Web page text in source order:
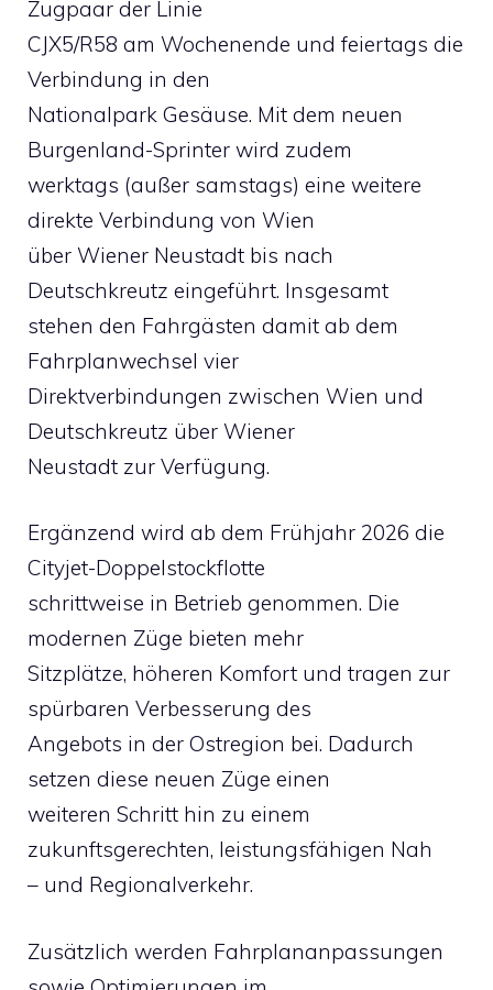
Zugpaar der Linie
CJX5/R58 am Wochenende und feiertags die
Verbindung in den
Nationalpark Gesäuse. Mit dem neuen
Burgenland-Sprinter wird zudem
werktags (außer samstags) eine weitere
direkte Verbindung von Wien
über Wiener Neustadt bis nach
Deutschkreutz eingeführt. Insgesamt
stehen den Fahrgästen damit ab dem
Fahrplanwechsel vier
Direktverbindungen zwischen Wien und
Deutschkreutz über Wiener
Neustadt zur Verfügung.
Ergänzend wird ab dem Frühjahr 2026 die
Cityjet-Doppelstockflotte
schrittweise in Betrieb genommen. Die
modernen Züge bieten mehr
Sitzplätze, höheren Komfort und tragen zur
spürbaren Verbesserung des
Angebots in der Ostregion bei. Dadurch
setzen diese neuen Züge einen
weiteren Schritt hin zu einem
zukunftsgerechten, leistungsfähigen Nah
– und Regionalverkehr.
Zusätzlich werden Fahrplananpassungen